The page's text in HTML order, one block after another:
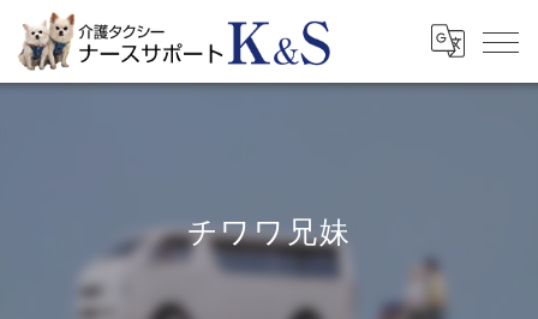
チワワ兄妹